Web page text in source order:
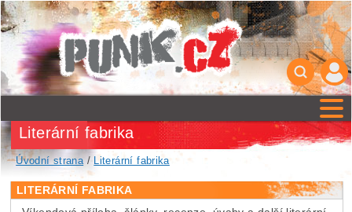
Literární fabrika
Úvodní strana/ Literární fabrika
LITERÁRNÍ FABRIKA